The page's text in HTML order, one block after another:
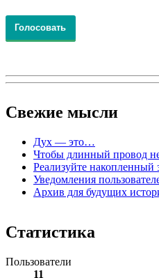
Свежие мысли
Дух — это…
Чтобы длинный провод
Реализуйте накопленный
Уведомления
Архив для будущих
Статистика
Пользователи
11